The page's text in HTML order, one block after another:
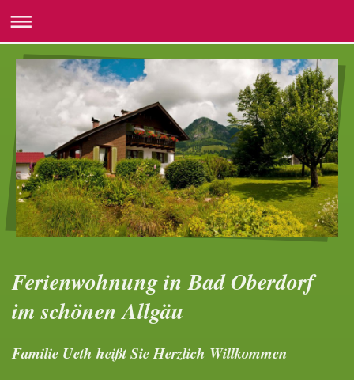
Ferienwohnung in Bad Oberdorf
im schönen Allgäu
Familie Ueth heißt Sie Herzlich Willkommen